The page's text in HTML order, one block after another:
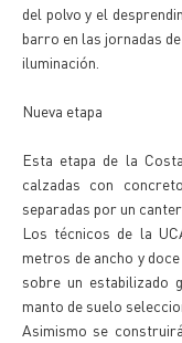
del polvo y el
barro en las jornadas
iluminación.
Nueva etapa
Esta etapa de la
calzadas con
separadas por un
Los técnicos de la
metros de ancho y
sobre un estabilizado
manto de suelo
Asimismo se